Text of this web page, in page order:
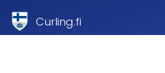
Curling.fi